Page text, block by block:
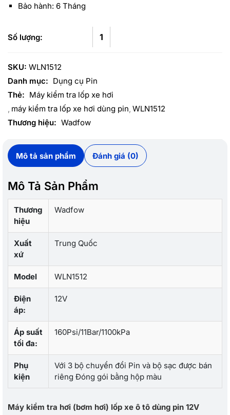
Bảo hành: 6 Tháng
SKU: WLN1512
Danh mục: Dụng cụ Pin
Thẻ: Máy kiểm tra lốp xe hơi
máy kiểm tra lốp xe hơi dùng pin WLN1512
Thương hiệu: Wadfow
Mô tả sản phẩm Đánh giá (0)
Mô Tả Sản Phẩm
Thương
hiệu
Wadfow
Xuất
xứ
Trung Quốc
Model WLN1512
Điện
áp:
12V
Áp suất
tối đa:
160Psi/11Bar/1100kPa
Phụ
kiện
Với 3 bộ chuyển đổi Pin và bộ sạc được bán
riêng Đóng gói bằng hộp màu
Máy kiểm tra hơi (bơm hơi) lốp xe ô tô dùng pin 12V